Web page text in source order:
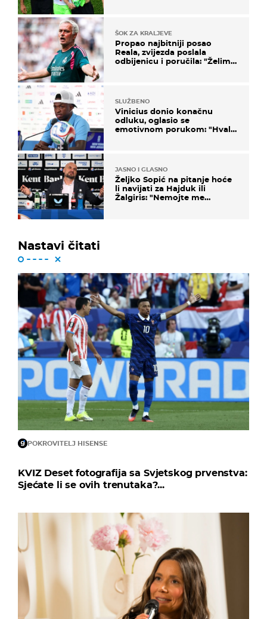
ŠOK ZA KRALJEVE
Propao najbitniji posao
Reala, zvijezda poslala
odbijenicu i poručila: "Želim
SLUŽBENO
Vinicius donio konačnu
odluku, oglasio se
emotivnom porukom: "Hvala
JASNO I GLASNO
Željko Sopić na pitanje hoće
li navijati za Hajduk ili
Žalgiris: "Nemojte me
Nastavi čitati
POKROVITELJ HISENSE
KVIZ Deset fotografija sa Svjetskog prvenstva:
Sjećate li se ovih trenutaka?...